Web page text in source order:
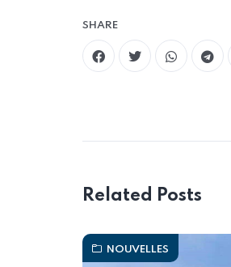
SHARE
Related Posts
NOUVELLES